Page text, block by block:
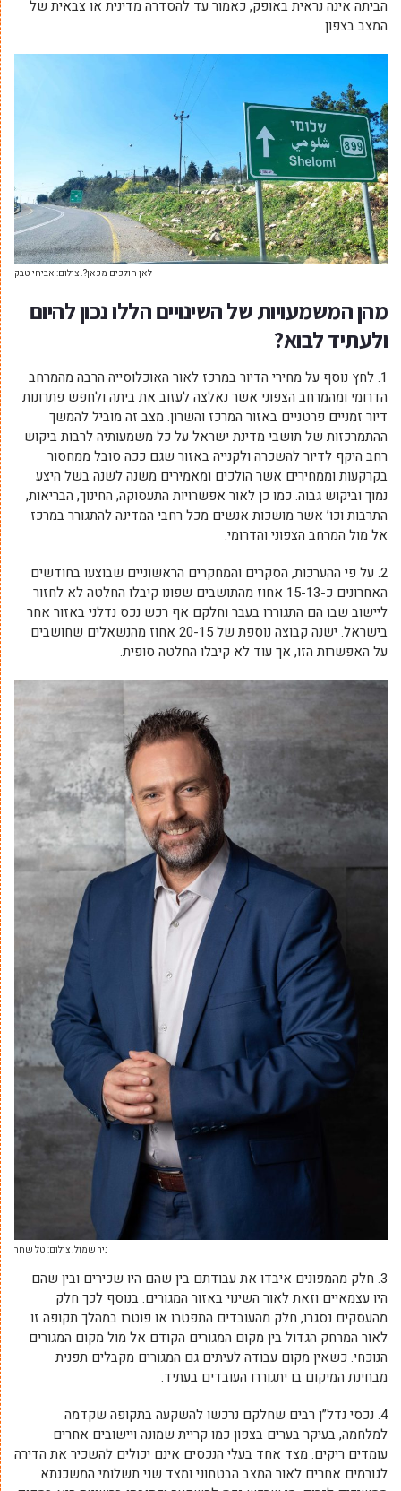
הביתה אינה נראית באופק, כאמור עד להסדרה מדינית או צבאית של
המצב בצפון.
לאן הולכים מכאן?. צילום: אביחי טבק
מהן המשמעויות של השינויים הללו נכון להיום
ולעתיד לבוא?
1. לחץ נוסף על מחירי הדיור במרכז לאור האוכלוסייה הרבה מהמרחב
הדרומי ומהמרחב הצפוני אשר נאלצה לעזוב את ביתה ולחפש פתרונות
דיור זמניים פרטניים באזור המרכז והשרון. מצב זה מוביל להמשך
ההתמרכזות של תושבי מדינת ישראל על כל משמעותיה לרבות ביקוש
רחב היקף לדיור להשכרה ולקנייה באזור שגם ככה סובל ממחסור
בקרקעות וממחירים אשר הולכים ומאמירים משנה לשנה בשל היצע
נמוך וביקוש גבוה. כמו כן לאור אפשרויות התעסוקה, החינוך, הבריאות,
התרבות וכו’ אשר מושכות אנשים מכל רחבי המדינה להתגורר במרכז
אל מול המרחב הצפוני והדרומי.
2. על פי ההערכות, הסקרים והמחקרים הראשוניים שבוצעו בחודשים
האחרונים כ-15-13 אחוז מהתושבים שפונו קיבלו החלטה לא לחזור
ליישוב שבו הם התגוררו בעבר וחלקם אף רכש נכס נדלני באזור אחר
בישראל. ישנה קבוצה נוספת של 20-15 אחוז מהנשאלים שחושבים
על האפשרות הזו, אך עוד לא קיבלו החלטה סופית.
ניר שמול. צילום: טל שחר
3. חלק מהמפונים איבדו את עבודתם בין שהם היו שכירים ובין שהם
היו עצמאיים וזאת לאור השינוי באזור המגורים. בנוסף לכך חלק
מהעסקים נסגרו, חלק מהעובדים התפטרו או פוטרו במהלך תקופה זו
לאור המרחק הגדול בין מקום המגורים הקודם אל מול מקום המגורים
הנוכחי. כשאין מקום עבודה לעיתים גם המגורים מקבלים תפנית
מבחינת המיקום בו יתגוררו העובדים בעתיד.
4. נכסי נדל”ן רבים שחלקם נרכשו להשקעה בתקופה שקדמה
למלחמה, בעיקר בערים בצפון כמו קריית שמונה ויישובים אחרים
עומדים ריקים. מצד אחד בעלי הנכסים אינם יכולים להשכיר את הדירה
לגורמים אחרים לאור המצב הבטחוני ומצד שני תשלומי המשכנתא